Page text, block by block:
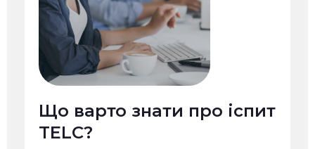
Що варто знати про іспит
TELC?